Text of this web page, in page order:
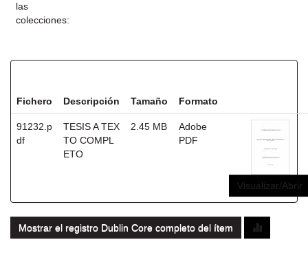
las
colecciones:
Fichero Descripción Tamaño Formato
91232.p
df
TESIS A TEX
TO COMPL
ETO
2.45 MB
Adobe
PDF
Visualizar/Abrir
Mostrar el registro Dublin Core completo del ítem